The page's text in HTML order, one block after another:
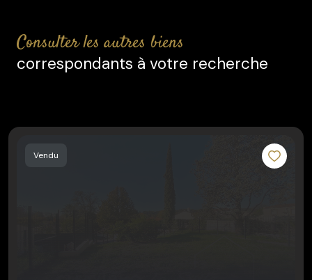
consulter les autres biens
correspondants à votre recherche
Vendu